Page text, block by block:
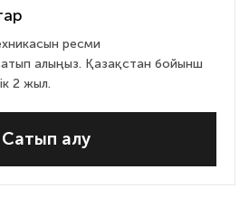
ресми
алыңыз. Қазақстан бойынш
2 жыл.
Сатып алу